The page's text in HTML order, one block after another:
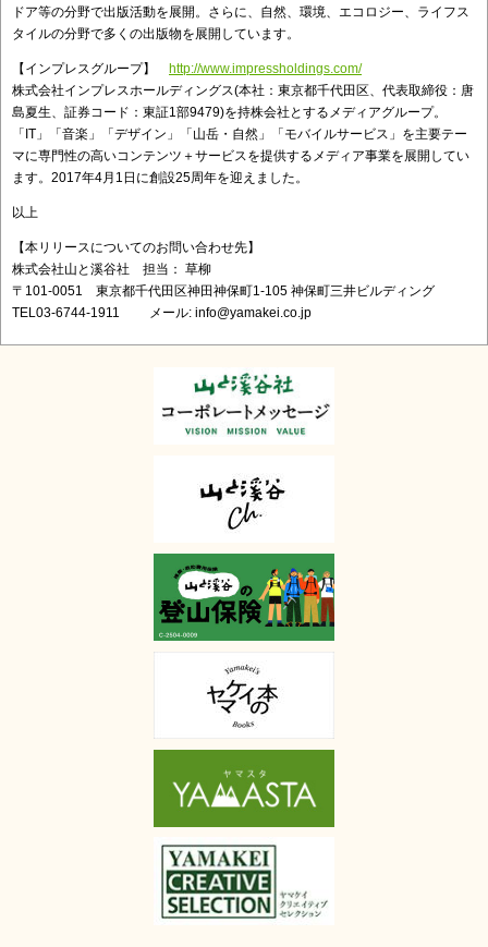
ドア等の分野で出版活動を展開。さらに、自然、環境、エコロジー、ライフス
タイルの分野で多くの出版物を展開しています。
【インプレスグループ】
http://www.impressholdings.com/
株式会社インプレスホールディングス(本社：東京都千代田区、代表取締役：唐
島夏生、証券コード：東証1部9479)を持株会社とするメディアグループ。
「IT」「音楽」「デザイン」「山岳・自然」「モバイルサービス」を主要テー
マに専門性の高いコンテンツ＋サービスを提供するメディア事業を展開してい
ます。2017年4月1日に創設25周年を迎えました。
以上
【本リリースについてのお問い合わせ先】
株式会社山と溪谷社 担当： 草柳
〒101-0051 東京都千代田区神田神保町1-105 神保町三井ビルディング
TEL03-6744-1911 メール: info@yamakei.co.jp